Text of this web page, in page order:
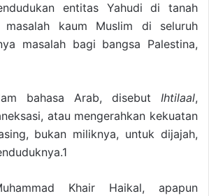
entitas Yahudi di tanah
masalah kaum Muslim di seluruh
masalah bagi bangsa Palestina,
bahasa Arab, disebut Ihtilaal,
atau mengerahkan kekuatan
bukan miliknya, untuk dijajah,
Khair Haikal, apapun